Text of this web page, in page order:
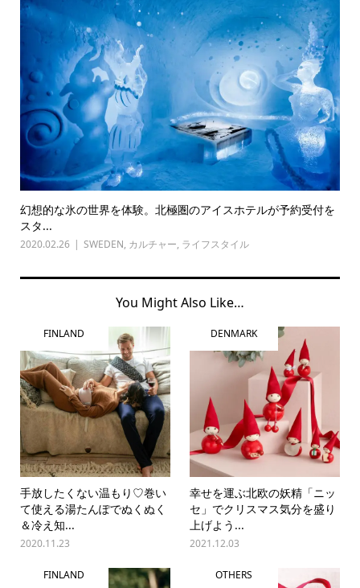
幻想的な氷の世界を体験。北極圏のアイスホテルが予約受付を
スタ...
2020.02.26 SWEDEN, カルチャー, ライフスタイル
You Might Also Like…
FINLAND
手放したくない温もり♡巻い
て使える湯たんぽでぬくぬく
＆冷え知...
2020.11.23
DENMARK
幸せを運ぶ北欧の妖精「ニッ
セ」でクリスマス気分を盛り
上げよう...
2021.12.03
FINLAND OTHERS